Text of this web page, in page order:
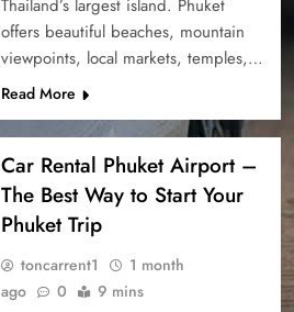
Thailand’s largest island. Phuket
offers beautiful beaches, mountain
viewpoints, local markets, temples,…
Read More
Car Rental Phuket Airport –
The Best Way to Start Your
Phuket Trip
toncarrent1
1 month
ago
0 9 mins